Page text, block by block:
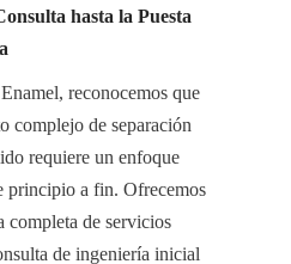
hasta la Puesta
reconocemos que
complejo de separación
requiere un enfoque
principio a fin. Ofrecemos
completa de servicios
de ingeniería inicial